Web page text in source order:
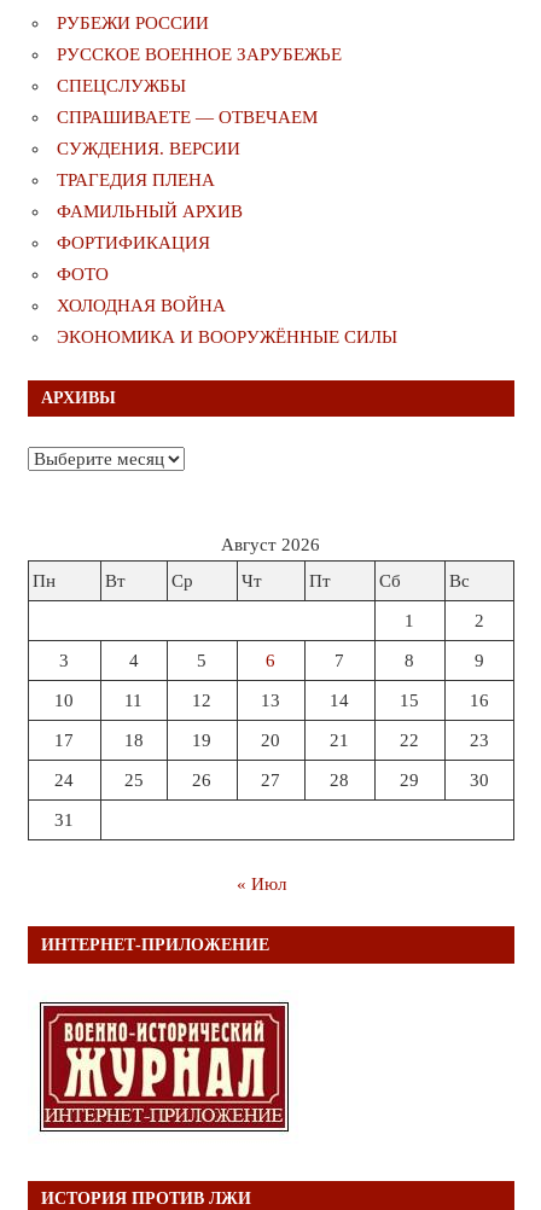
РУБЕЖИ РОССИИ
РУССКОЕ ВОЕННОЕ ЗАРУБЕЖЬЕ
СПЕЦСЛУЖБЫ
СПРАШИВАЕТЕ — ОТВЕЧАЕМ
СУЖДЕНИЯ. ВЕРСИИ
ТРАГЕДИЯ ПЛЕНА
ФАМИЛЬНЫЙ АРХИВ
ФОРТИФИКАЦИЯ
ФОТО
ХОЛОДНАЯ ВОЙНА
ЭКОНОМИКА И ВООРУЖЁННЫЕ СИЛЫ
АРХИВЫ
Архивы
Август 2026
Пн
Вт Ср Чт Пт Сб Вс
1 2
3 4 5 6 7 8 9
10 11 12 13 14 15 16
17 18 19 20 21 22 23
24 25 26 27 28 29 30
31
« Июл
ИНТЕРНЕТ-ПРИЛОЖЕНИЕ
ИСТОРИЯ ПРОТИВ ЛЖИ